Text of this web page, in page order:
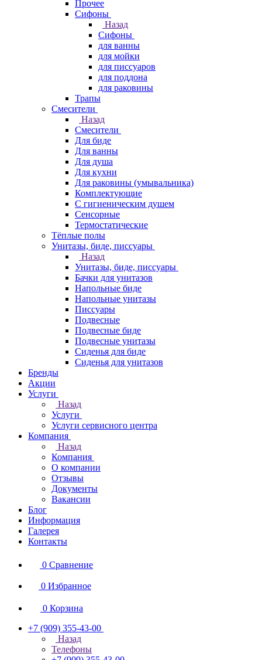
Прочее
Сифоны
Назад
Сифоны
для ванны
для мойки
для писсуаров
для поддона
для раковины
Трапы
Смесители
Назад
Смесители
Для биде
Для ванны
Для душа
Для кухни
Для раковины (умывальника)
Комплектующие
С гигиеническим душем
Сенсорные
Термостатические
Тёплые полы
Унитазы, биде, писсуары
Назад
Унитазы, биде, писсуары
Бачки для унитазов
Напольные биде
Напольные унитазы
Писсуары
Подвесные
Подвесные биде
Подвесные унитазы
Сиденья для биде
Сиденья для унитазов
Бренды
Акции
Услуги
Назад
Услуги
Услуги сервисного центра
Компания
Назад
Компания
О компании
Отзывы
Документы
Вакансии
Блог
Информация
Галерея
Контакты
0 Сравнение
0 Избранное
0 Корзина
+7 (909) 355-43-00
Назад
Телефоны